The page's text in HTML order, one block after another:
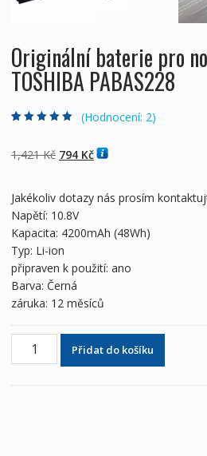
Originální baterie pro
TOSHIBA PABAS228
hodnocení
zákazníků
(Hodnocení: 2)
1,421Kč Původní
1,421 Kč
794 KčAktuální
794 Kč
Jakékoliv dotazy nás prosím
Napětí: 10.8V
Kapacita: 4200mAh (48Wh)
Typ: Li-ion
připraven k použití: ano
Barva: Černá
záruka: 12 měsíců
Originální
Přidat do košíku